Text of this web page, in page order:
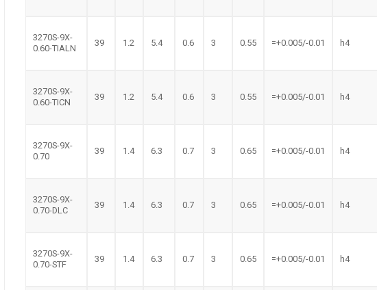
3270S-9X-
0.60-TIALN
39 1.2 5.4 0.6 3 0.55 =+0.005/-0.01 h4
3270S-9X-
0.60-TICN
39 1.2 5.4 0.6 3 0.55 =+0.005/-0.01 h4
3270S-9X-
0.70
39 1.4 6.3 0.7 3 0.65 =+0.005/-0.01 h4
3270S-9X-
0.70-DLC
39 1.4 6.3 0.7 3 0.65 =+0.005/-0.01 h4
3270S-9X-
0.70-STF
39 1.4 6.3 0.7 3 0.65 =+0.005/-0.01 h4